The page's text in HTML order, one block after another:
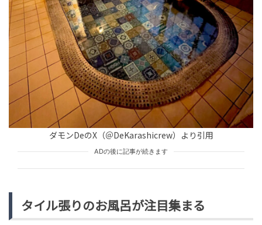
tend Editorial Team
「効率が悪すぎるんだよ」と嫌味ばかり言う、他社から
出向してきた社員。だが、嫌味を言う相手を間違えた結
果
TREND（トレンド深堀）
STORY
tend Editorial Team
【無印良品】「火を使いたくない…」夏の民を救う290円
の冷や汁が売れすぎなワケ。ただし「もう売ってない」
と悲鳴も…
未分類
ダモンDeのX（＠DeKarashicrew）より引用
ADの後に記事が続きます
タイル張りのお風呂が注目集まる